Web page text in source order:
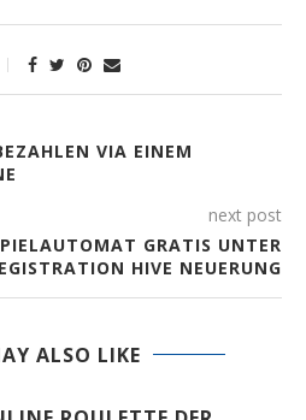
VIA EINEM
next post
GRATIS UNTER
HIVE NEUERUNG
ALSO LIKE